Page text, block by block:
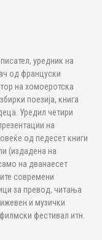
уредник на
од француски
на хомоеротска
поезија, книга
Уредил четири
на
од педесет книги
(издадена на
на дванаесет
современи
за превод, читања
и музички
фестивал итн.